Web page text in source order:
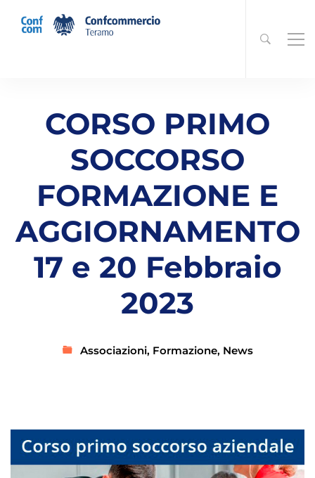
CORSO PRIMO
SOCCORSO
FORMAZIONE E
AGGIORNAMENTO
17 e 20 Febbraio
2023
Associazioni, Formazione, News